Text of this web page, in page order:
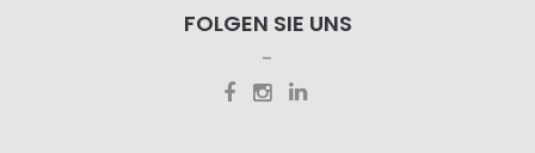
FOLGEN SIE UNS